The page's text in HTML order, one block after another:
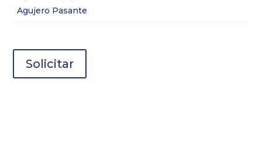
Agujero Pasante
Solicitar